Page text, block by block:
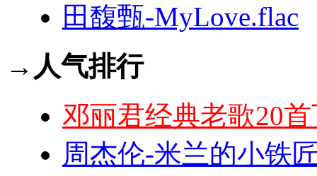
田馥甄-MyLove.flac
→人气排行
邓丽君经典老歌20
周杰伦-米兰的小铁